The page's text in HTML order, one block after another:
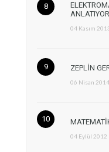
04 Kasım
ZEPLİN
06 Nisan 2014
04 Eylül 2012